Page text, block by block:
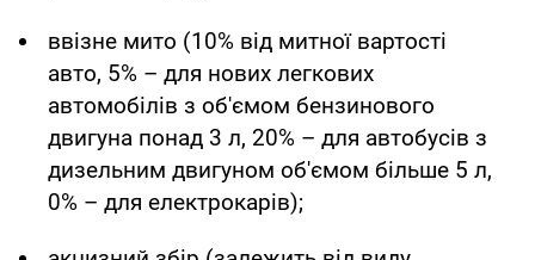
ввізне мито (10% від митної вартості
авто, 5% – для нових легкових
автомобілів з об'ємом бензинового
двигуна понад 3 л, 20% – для автобусів з
дизельним двигуном об'ємом більше 5 л,
0% – для електрокарів);